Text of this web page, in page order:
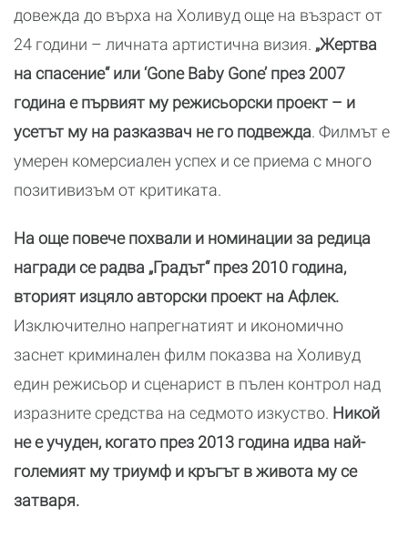
довежда до върха на Холивуд още на възраст от
24 години – личната артистична визия. „Жертва
на спасение“ или ‘Gone Baby Gone’ през 2007
година е първият му режисьорски проект – и
усетът му на разказвач не го подвежда. Филмът е
умерен комерсиален успех и се приема с много
позитивизъм от критиката.
На още повече похвали и номинации за редица
награди се радва „Градът“ през 2010 година,
вторият изцяло авторски проект на Афлек.
Изключително напрегнатият и икономично
заснет криминален филм показва на Холивуд
един режисьор и сценарист в пълен контрол над
изразните средства на седмото изкуство. Никой
не е учуден, когато през 2013 година идва най-
големият му триумф и кръгът в живота му се
затваря.